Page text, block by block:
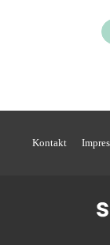
Kontakt